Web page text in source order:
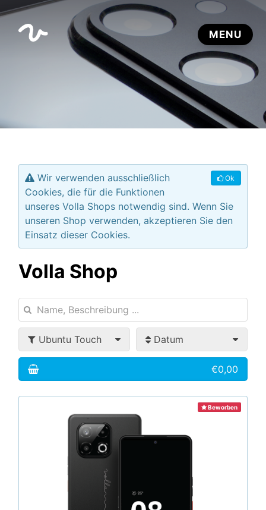
Ok
Wir verwenden ausschließlich
Cookies, die für die Funktionen
unseres Volla Shops notwendig sind. Wenn Sie
unseren Shop verwenden, akzeptieren Sie den
Einsatz dieser Cookies.
Volla Shop
Ubuntu Touch Datum
€0,00
Beworben